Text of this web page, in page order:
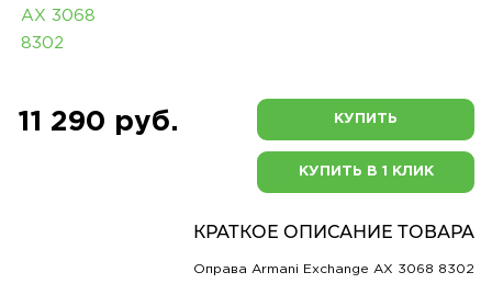
11 290 руб. КУПИТЬ
КУПИТЬ В 1 КЛИК
КРАТКОЕ ОПИСАНИЕ ТОВАРА
Оправа Armani Exchange AX 3068 8302